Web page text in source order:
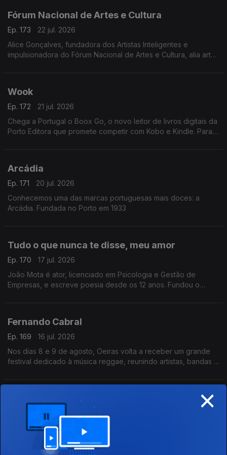
Fórum Nacional de Artes e Cultura
Ep. 173
22 jul. 2026
Alice Gonçalves, fundadora dos Artistas Inteligentes e
impulsionadora do Fórum Nacional de Artes e Cultura, alia arte,
Wook
Ep. 172
21 jul. 2026
Chega a Portugal o Boox Go, o novo leitor de livros digitais da
Porto Editora que promete competir com Kobo e Kindle. Para
Arcádia
Ep. 171
20 jul. 2026
Conhecemos uma das marcas portuguesas mais doces: a
Arcádia. Fundada no Porto em 1933
Tudo o que nunca te disse, meu amor
Ep. 170
17 jul. 2026
João Mota é ator, licenciado em Psicologia e Gestão de
Empresas, e escreve poesia desde os 12 anos. Fundou o
Fernando Cabral
Ep. 169
16 jul. 2026
Nos dias 8 e 9 de agosto, Oeiras volta a receber um grande
festival dedicado à música reggae, reunindo artistas, bandas e
Se Disser a Verdade, Estarei a Mentir-te
16 jul. 2026
Frederico D’Orey: português nascido em Petrópolis,
doutorado em Ciências Empresariais. Com mais de 20 anos em
gestão, marketing e comunicação, lançou Nascido de Ninguém
×